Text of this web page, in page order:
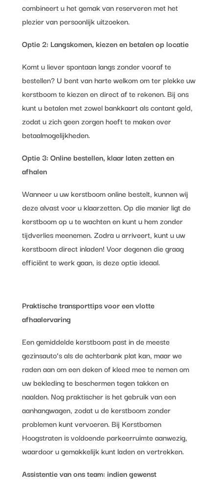
combineert u het gemak van reserveren met het
plezier van persoonlijk uitzoeken.
Optie 2: Langskomen, kiezen en betalen op locatie
Komt u liever spontaan langs zonder vooraf te
bestellen? U bent van harte welkom om ter plekke uw
kerstboom te kiezen en direct af te rekenen. Bij ons
kunt u betalen met zowel bankkaart als contant geld,
zodat u zich geen zorgen hoeft te maken over
betaalmogelijkheden.
Optie 3: Online bestellen, klaar laten zetten en
afhalen
Wanneer u uw kerstboom online bestelt, kunnen wij
deze alvast voor u klaarzetten. Op die manier ligt de
kerstboom op u te wachten en kunt u hem zonder
tijdverlies meenemen. Zodra u arriveert, kunt u uw
kerstboom direct inladen! Voor degenen die graag
efficiënt te werk gaan, is deze optie ideaal.
Praktische transporttips voor een vlotte
afhaalervaring
Een gemiddelde kerstboom past in de meeste
gezinsauto’s als de achterbank plat kan, maar we
raden aan om een deken of kleed mee te nemen om
uw bekleding te beschermen tegen takken en
naalden. Nog praktischer is het gebruik van een
aanhangwagen, zodat u de kerstboom zonder
problemen kunt vervoeren. Bij Kerstbomen
Hoogstraten is voldoende parkeerruimte aanwezig,
waardoor u gemakkelijk kunt laden en vertrekken.
Assistentie van ons team: indien gewenst